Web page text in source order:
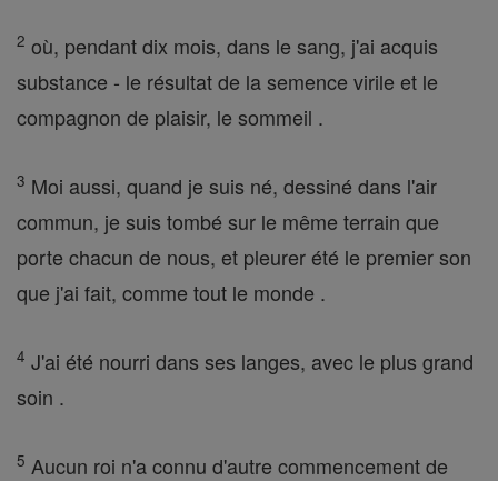
2 où, pendant dix mois, dans le sang, j'ai acquis
substance - le résultat de la semence virile et le
compagnon de plaisir, le sommeil .
3 Moi aussi, quand je suis né, dessiné dans l'air
commun, je suis tombé sur le même terrain que
porte chacun de nous, et pleurer été le premier son
que j'ai fait, comme tout le monde .
4 J'ai été nourri dans ses langes, avec le plus grand
soin .
5 Aucun roi n'a connu d'autre commencement de